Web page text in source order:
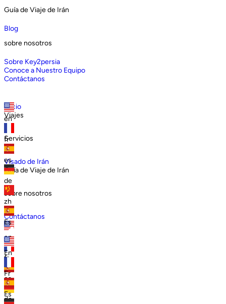
Guía de Viaje de Irán
Blog
sobre nosotros
Sobre Key2persia
Conoce a Nuestro Equipo
Contáctanos
Inicio
Viajes
Servicios
Visado de Irán
Guía de Viaje de Irán
sobre nosotros
Contáctanos
en
fr
es
de
en
fr
es
de
zh
Es
En
Fr
Es